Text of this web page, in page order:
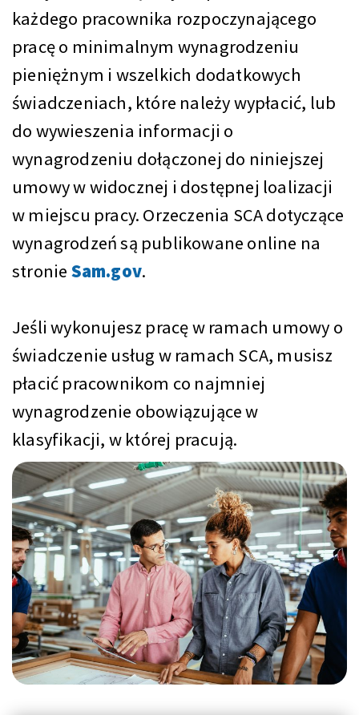
każdego pracownika rozpoczynającego
pracę o minimalnym wynagrodzeniu
pieniężnym i wszelkich dodatkowych
świadczeniach, które należy wypłacić, lub
do wywieszenia informacji o
wynagrodzeniu dołączonej do niniejszej
umowy w widocznej i dostępnej loalizacji
w miejscu pracy. Orzeczenia SCA dotyczące
wynagrodzeń są publikowane online na
stronie Sam.gov.
Jeśli wykonujesz pracę w ramach umowy o
świadczenie usług w ramach SCA, musisz
płacić pracownikom co najmniej
wynagrodzenie obowiązujące w
klasyfikacji, w której pracują.